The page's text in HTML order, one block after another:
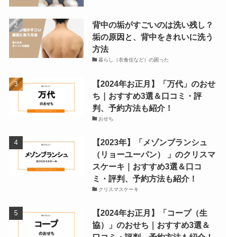
背中の垢がすごいのは洗い残し？
垢の原因と、背中をきれいに洗う
方法
暮らし（衣食住など）の困った
【2024年お正月】「万代」のおせ
ち｜おすすめ3選＆口コミ・評
判、予約方法も紹介！
おせち
【2023年】「メゾンブランシュ
（リョーユーパン） 」のクリスマ
スケーキ｜おすすめ3選＆口コ
ミ・評判、予約方法も紹介！
クリスマスケーキ
【2024年お正月】「コープ（生
協）」のおせち｜おすすめ3選＆